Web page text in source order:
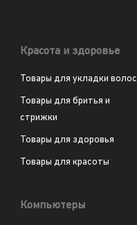
Красота и здоровье
Товары для укладки волос
Товары для бритья и
стрижки
Товары для здоровья
Товары для красоты
Компьютеры